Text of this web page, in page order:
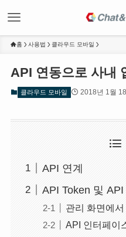
홈 사용법 클라우드 모바일
API 연동으로 사내
클라우드 모바일 2018년 1월
API 연계
API Token 및
관리 화면에
API 인터페이